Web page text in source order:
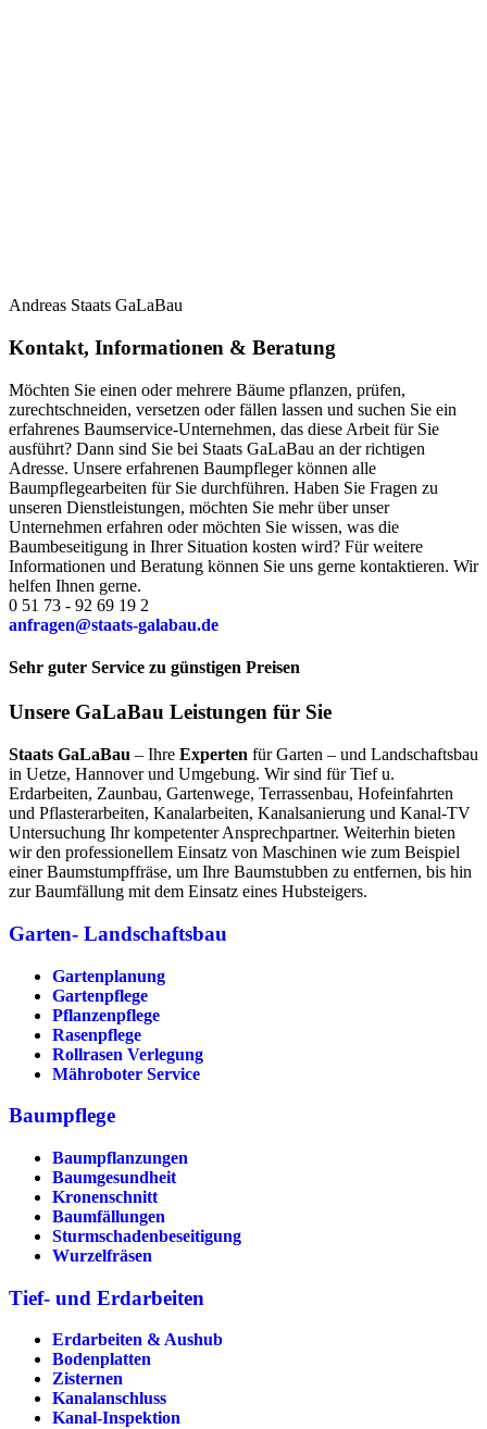
Andreas Staats GaLaBau
Kontakt, Informationen & Beratung
Möchten Sie einen oder mehrere Bäume pflanzen, prüfen,
zurechtschneiden, versetzen oder fällen lassen und suchen Sie ein
erfahrenes Baumservice-Unternehmen, das diese Arbeit für Sie
ausführt? Dann sind Sie bei Staats GaLaBau an der richtigen
Adresse. Unsere erfahrenen Baumpfleger können alle
Baumpflegearbeiten für Sie durchführen. Haben Sie Fragen zu
unseren Dienstleistungen, möchten Sie mehr über unser
Unternehmen erfahren oder möchten Sie wissen, was die
Baumbeseitigung in Ihrer Situation kosten wird? Für weitere
Informationen und Beratung können Sie uns gerne kontaktieren. Wir
helfen Ihnen gerne.
0 51 73 - 92 69 19 2
anfragen@staats-galabau.de
Sehr guter Service zu günstigen Preisen
Unsere GaLaBau Leistungen für Sie
Staats GaLaBau – Ihre Experten für Garten – und Landschaftsbau
in Uetze, Hannover und Umgebung. Wir sind für Tief u.
Erdarbeiten, Zaunbau, Gartenwege, Terrassenbau, Hofeinfahrten
und Pflasterarbeiten, Kanalarbeiten, Kanalsanierung und Kanal-TV
Untersuchung Ihr kompetenter Ansprechpartner. Weiterhin bieten
wir den professionellem Einsatz von Maschinen wie zum Beispiel
einer Baumstumpffräse, um Ihre Baumstubben zu entfernen, bis hin
zur Baumfällung mit dem Einsatz eines Hubsteigers.
Garten- Landschaftsbau
Gartenplanung
Gartenpflege
Pflanzenpflege
Rasenpflege
Rollrasen Verlegung
Mähroboter Service
Baumpflege
Baumpflanzungen
Baumgesundheit
Kronenschnitt
Baumfällungen
Sturmschadenbeseitigung
Wurzelfräsen
Tief- und Erdarbeiten
Erdarbeiten & Aushub
Bodenplatten
Zisternen
Kanalanschluss
Kanal-Inspektion